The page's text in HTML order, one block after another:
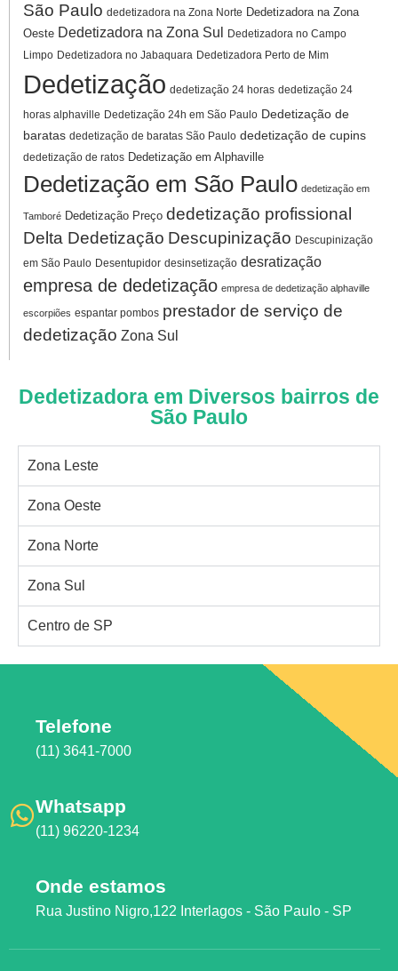
São Paulo dedetizadora na Zona Norte Dedetizadora na Zona
Oeste Dedetizadora na Zona Sul
Dedetizadora no Campo
Limpo Dedetizadora no Jabaquara Dedetizadora Perto de Mim
Dedetização dedetização 24 horas dedetização 24
horas alphaville Dedetização 24h em São Paulo Dedetização de
baratas dedetização de baratas São Paulo dedetização de cupins
dedetização de ratos Dedetização em Alphaville
Dedetização em São Paulo dedetização em
Tamboré Dedetização Preço dedetização profissional
Delta Dedetização Descupinização Descupinização
em São Paulo Desentupidor desinsetização desratização
empresa de dedetização empresa de dedetização alphaville
escorpiões espantar pombos prestador de serviço de
dedetização Zona Sul
Dedetizadora em Diversos bairros de
São Paulo
Zona Leste
Zona Oeste
Zona Norte
Zona Sul
Centro de SP
Telefone
(11) 3641-7000
Whatsapp
(11) 96220-1234
Onde estamos
Rua Justino Nigro,122 Interlagos - São Paulo - SP